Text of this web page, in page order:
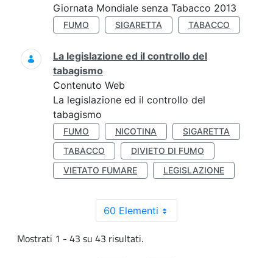
Giornata Mondiale senza Tabacco 2013
FUMO SIGARETTA TABACCO
La legislazione ed il controllo del
tabagismo
Contenuto Web
La legislazione ed il controllo del
tabagismo
FUMO NICOTINA
SIGARETTA
TABACCO
DIVIETO DI FUMO
VIETATO FUMARE
LEGISLAZIONE
60 Elementi
Mostrati 1 - 43 su 43 risultati.